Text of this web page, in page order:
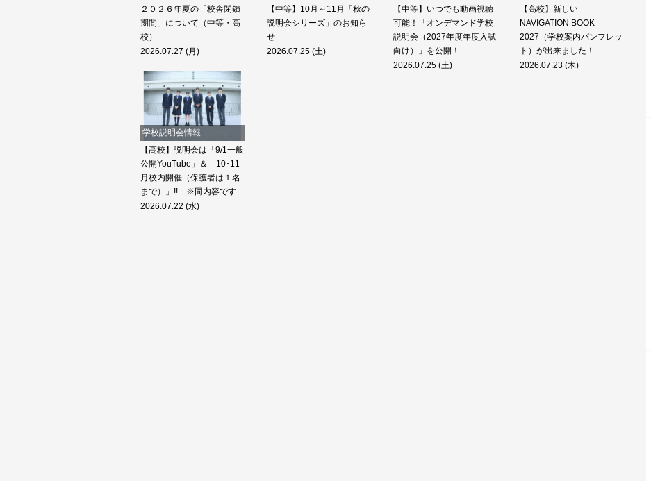
２０２６年夏の「校舎閉鎖
期間」について（中等・高
校）
2026.07.27 (月)
【中等】10月～11月「秋の
説明会シリーズ」のお知ら
せ
2026.07.25 (土)
【中等】いつでも動画視聴
可能！「オンデマンド学校
説明会（2027年度年度入試
向け）」を公開！
2026.07.25 (土)
【高校】新しい
NAVIGATION BOOK
2027（学校案内パンフレッ
ト）が出来ました！
2026.07.23 (木)
学校説明会情報
【高校】説明会は「9/1一般
公開YouTube」＆「10･11
月校内開催（保護者は１名
まで）」!! ※同内容です
2026.07.22 (水)